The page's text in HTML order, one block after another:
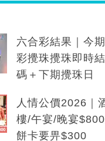
六合彩結果｜今
彩攪珠攪珠即時
碼＋下期攪珠日
人情公價2026｜
樓/午宴/晚宴
餅卡要畀$300